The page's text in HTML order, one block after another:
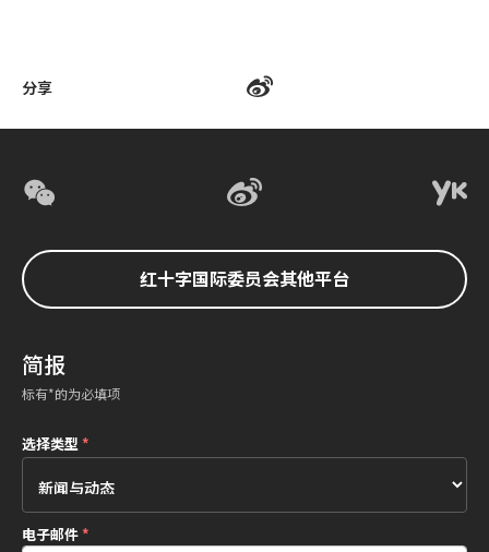
分享
红十字国际委员会其他平台
简报
标有*的为必填项
选择类型*
电子邮件*